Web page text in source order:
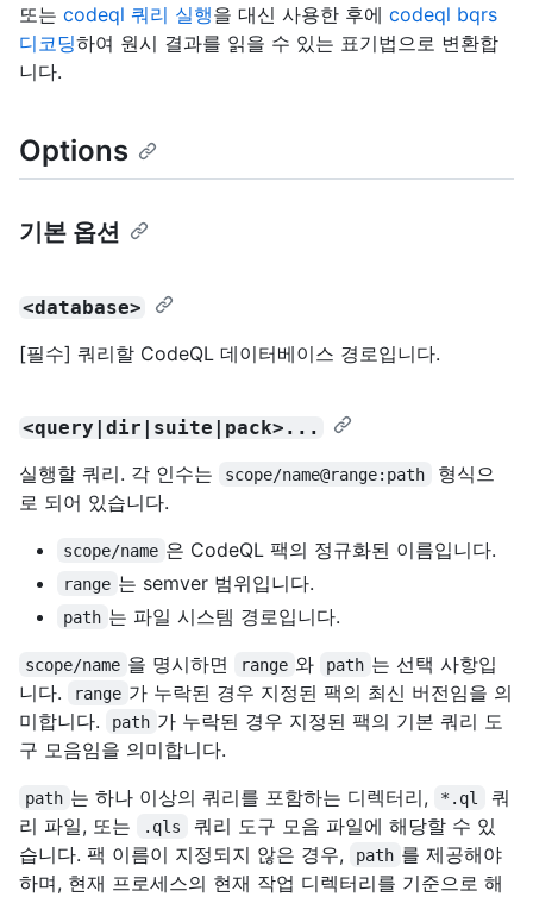
또는 codeql 쿼리 실행을 대신 사용한 후에 codeql bqrs
디코딩하여 원시 결과를 읽을 수 있는 표기법으로 변환합
니다.
Options
기본 옵션
<database>
[필수] 쿼리할 CodeQL 데이터베이스 경로입니다.
<query|dir|suite|pack>...
실행할 쿼리. 각 인수는 scope/name@range:path
형식으
로 되어 있습니다.
scope/name 은 CodeQL 팩의 정규화된 이름입니다.
range 는 semver 범위입니다.
path 는 파일 시스템 경로입니다.
scope/name 을 명시하면 range 와 path 는 선택 사항입
니다.
range 가 누락된 경우 지정된 팩의 최신 버전임을 의
미합니다.
path 가 누락된 경우 지정된 팩의 기본 쿼리 도
구 모음임을 의미합니다.
path 는 하나 이상의 쿼리를 포함하는 디렉터리, *.ql
쿼
리 파일, 또는
.qls
쿼리 도구 모음 파일에 해당할 수 있
습니다. 팩 이름이 지정되지 않은 경우,
path 를 제공해야
하며, 현재 프로세스의 현재 작업 디렉터리를 기준으로 해